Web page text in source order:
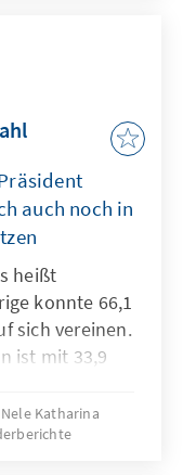
sondern
hatte in
und
auch noch in
heißt
konnte 66,1
sich vereinen.
ist mit 33,9
gaben 8,5
Stimmzettel
Katharina